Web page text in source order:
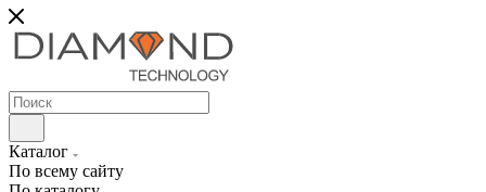
Каталог
По всему сайту